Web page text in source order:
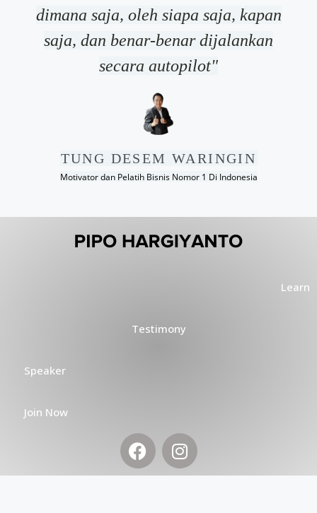
dimana saja, oleh siapa saja, kapan
saja, dan benar-benar dijalankan
secara autopilot"
TUNG DESEM WARINGIN
Motivator dan Pelatih Bisnis Nomor 1 Di Indonesia
Learn
Testimony
Speaker
Join Now